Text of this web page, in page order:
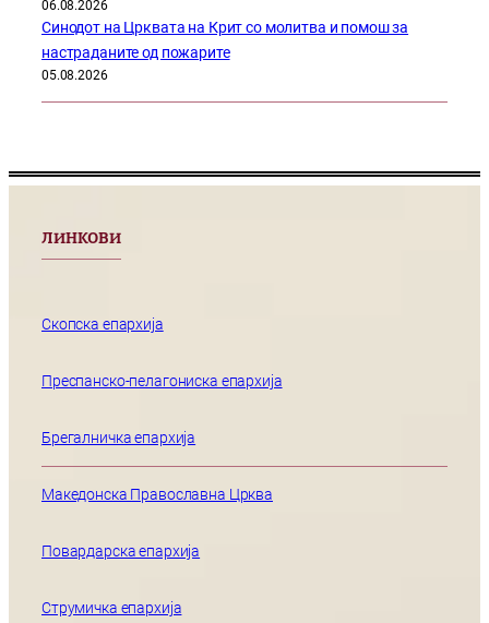
06.08.2026
Синодот на Црквата на Крит со молитва и помош за
настраданите од пожарите
05.08.2026
ЛИНКОВИ
Скопска епархија
Преспанско-пелагониска епархија
Брегалничка епархија
Македонска Православна Црква
Повардарска епархија
Струмичка епархија